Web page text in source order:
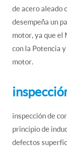
de acero aleado
desempeña un
motor, ya que el
con la Potencia
motor.
inspección de
principio de
defectos